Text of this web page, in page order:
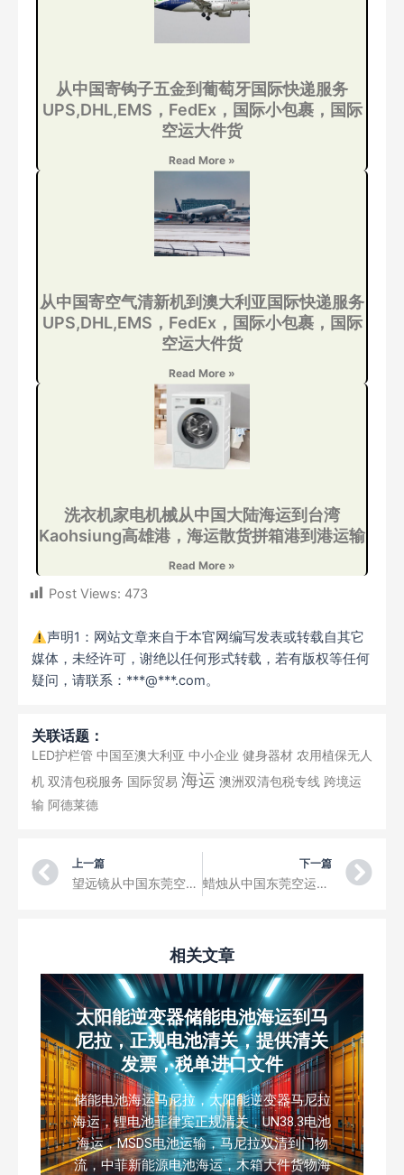
从中国寄钩子五金到葡萄牙国际快递服务
UPS,DHL,EMS，FedEx，国际小包裹，国际
空运大件货
Read More »
从中国寄空气清新机到澳大利亚国际快递服务
UPS,DHL,EMS，FedEx，国际小包裹，国际
空运大件货
Read More »
洗衣机家电机械从中国大陆海运到台湾
Kaohsiung高雄港，海运散货拼箱港到港运输
Read More »
Post Views: 473
声明1：网站文章来自于本官网编写发表或转载自其它
媒体，未经许可，谢绝以任何形式转载，若有版权等任何
疑问，请联系：***@***.com。
关联话题：
LED护栏管 中国至澳大利亚 中小企业 健身器材 农用植保无人
机 双清包税服务 国际贸易 海运 澳洲双清包税专线 跨境运
输 阿德莱德
Prev
上一篇
望远镜从中国东莞空运到维兰库卢什机场三字代码VNX
下一篇
蜡烛从中国东莞空运到塞雷茨·哈马爵士国际机场三字代码GBE
相关文章
太阳能逆变器储能电池海运到马
尼拉，正规电池清关，提供清关
发票，税单进口文件
储能电池海运马尼拉，太阳能逆变器马尼拉
海运，锂电池菲律宾正规清关，UN38.3电池
海运，MSDS电池运输，马尼拉双清到门物
流，中菲新能源电池海运，木箱大件货物海